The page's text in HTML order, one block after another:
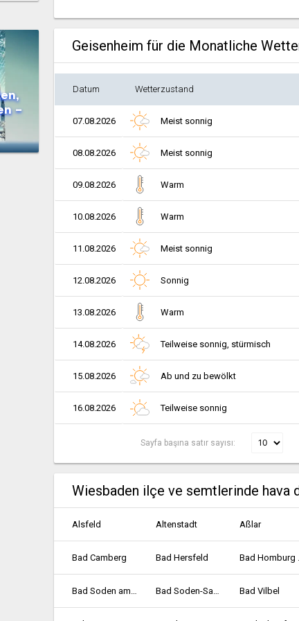
–
Geisenheim für die Monatliche
Datum Wetterzustand
07.08.2026 Meist sonnig
08.08.2026 Meist sonnig
09.08.2026 Warm
10.08.2026 Warm
11.08.2026 Meist sonnig
12.08.2026 Sonnig
13.08.2026 Warm
14.08.2026 Teilweise sonnig, stürmisch
15.08.2026 Ab und zu bewölkt
16.08.2026 Teilweise sonnig
Sayfa başına satır sayısı:
Wiesbaden ilçe ve semtlerinde hava
Alsfeld Altenstadt Aßlar
Bad Camberg Bad Hersfeld
Bad Soden am Taunus Bad Soden-Salmünster Bad Vilbel